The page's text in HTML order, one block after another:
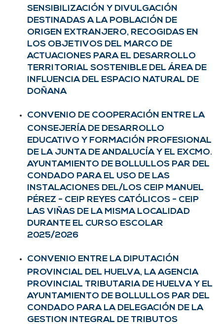
SENSIBILIZACIÓN Y DIVULGACIÓN
DESTINADAS A LA POBLACIÓN DE
ORIGEN EXTRANJERO, RECOGIDAS EN
LOS OBJETIVOS DEL MARCO DE
ACTUACIONES PARA EL DESARROLLO
TERRITORIAL SOSTENIBLE DEL ÁREA DE
INFLUENCIA DEL ESPACIO NATURAL DE
DOÑANA
CONVENIO DE COOPERACIÓN ENTRE LA
CONSEJERÍA DE DESARROLLO
EDUCATIVO Y FORMACIÓN PROFESIONAL
DE LA JUNTA DE ANDALUCÍA Y EL EXCMO.
AYUNTAMIENTO DE BOLLULLOS PAR DEL
CONDADO PARA EL USO DE LAS
INSTALACIONES DEL/LOS CEIP MANUEL
PÉREZ - CEIP REYES CATÓLICOS - CEIP
LAS VIÑAS DE LA MISMA LOCALIDAD
DURANTE EL CURSO ESCOLAR
2025/2026
CONVENIO ENTRE LA DIPUTACIÓN
PROVINCIAL DEL HUELVA, LA AGENCIA
PROVINCIAL TRIBUTARIA DE HUELVA Y EL
AYUNTAMIENTO DE BOLLULLOS PAR DEL
CONDADO PARA LA DELEGACIÓN DE LA
GESTION INTEGRAL DE TRIBUTOS